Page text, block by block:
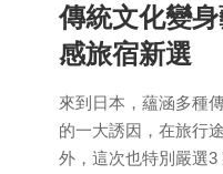
傳統文化變
感旅宿新選
來到日本，蘊涵多種
的一大誘因，在旅行
外，這次也特別嚴選